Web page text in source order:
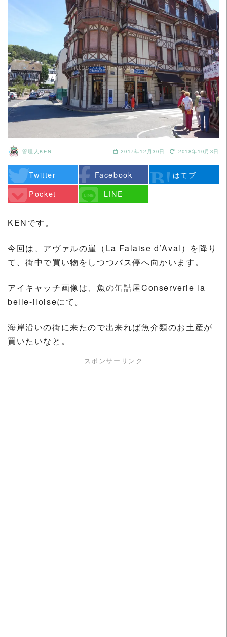
管理人KEN 2017年12月30日 2018年10月3日
Twitter Facebook
はてブ
Pocket
LINE
KENです。
今回は、アヴァルの崖（La Falaise d’Aval）を降り
て、街中で買い物をしつつバス停へ向かいます。
アイキャッチ画像は、魚の缶詰屋Conserverie la
belle-iloiseにて。
海岸沿いの街に来たので出来れば魚介類のお土産が
買いたいなと。
スポンサーリンク